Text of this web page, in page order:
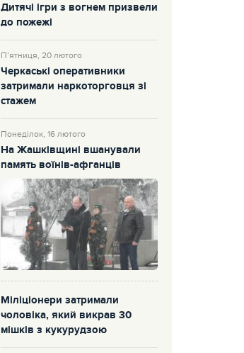
Дитячі ігри з вогнем призвели
до пожежі
П’ятниця, 20 лютого
Черкаські оперативники
затримали наркоторговця зі
стажем
Понеділок, 16 лютого
На Жашківщині вшанували
память воїнів-афганців
Міліціонери затримали
чоловіка, який викрав 30
мішків з кукурудзою